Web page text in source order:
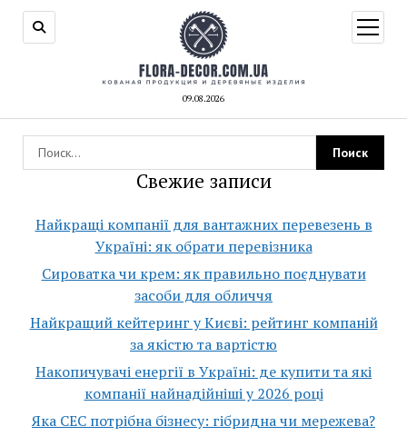
09.08.2026
меню
Свежие записи
Найкращі компанії для вантажних перевезень в
Україні: як обрати перевізника
Сироватка чи крем: як правильно поєднувати
засоби для обличчя
Найкращий кейтеринг у Києві: рейтинг компаній
за якістю та вартістю
Накопичувачі енергії в Україні: де купити та які
компанії найнадійніші у 2026 році
Яка СЕС потрібна бізнесу: гібридна чи мережева?